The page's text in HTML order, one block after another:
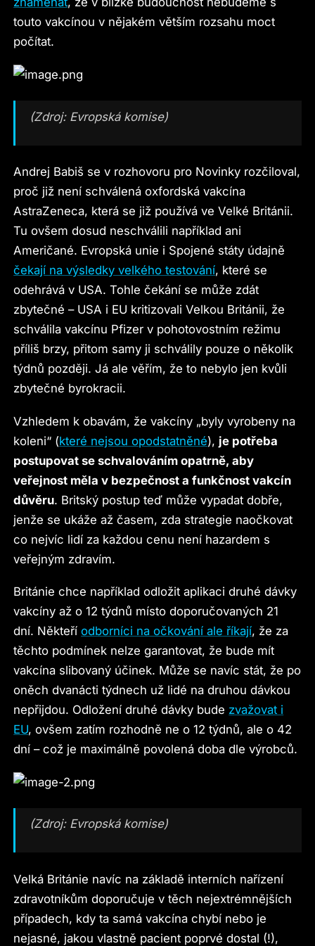
touto vakcínou v nějakém větším rozsahu moct
počítat.
(Zdroj: Evropská komise)
Andrej Babiš se v rozhovoru pro Novinky rozčiloval,
proč již není schválená oxfordská vakcína
AstraZeneca, která se již používá ve Velké Británii.
Tu ovšem dosud neschválili například ani
Američané. Evropská unie i Spojené státy údajně
čekají na výsledky velkého testování, které se
odehrává v USA. Tohle čekání se může zdát
zbytečné – USA i EU kritizovali Velkou Británii, že
schválila vakcínu Pfizer v pohotovostním režimu
příliš brzy, přitom samy ji schválily pouze o několik
týdnů později. Já ale věřím, že to nebylo jen kvůli
zbytečné byrokracii.
Vzhledem k obavám, že vakcíny „byly vyrobeny na
koleni“ (které nejsou opodstatněné), je potřeba
postupovat se schvalováním opatrně, aby
veřejnost měla v bezpečnost a funkčnost vakcín
důvěru. Britský postup teď může vypadat dobře,
jenže se ukáže až časem, zda strategie naočkovat
co nejvíc lidí za každou cenu není hazardem s
veřejným zdravím.
Británie chce například odložit aplikaci druhé dávky
vakcíny až o 12 týdnů místo doporučovaných 21
dní. Někteříodborníci na očkování ale říkají, že za
těchto podmínek nelze garantovat, že bude mít
vakcína slibovaný účinek. Může se navíc stát, že po
oněch dvanácti týdnech už lidé na druhou dávkou
nepřijdou. Odložení druhé dávky bude zvažovat i
EU, ovšem zatím rozhodně ne o 12 týdnů, ale o 42
dní – což je maximálně povolená doba dle výrobců.
(Zdroj: Evropská komise)
Velká Británie navíc na základě interních nařízení
zdravotníkům doporučuje v těch nejextrémnějších
případech, kdy ta samá vakcína chybí nebo je
nejasné, jakou vlastně pacient poprvé dostal (!),